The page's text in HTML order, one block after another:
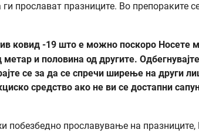
прослават празниците. Во препораките
ковид -19 што е можно поскоро Носете
метар и половина од другите.
се за да се спречи ширење на други
средство ако не ви се достапни
побезбедно прославување на